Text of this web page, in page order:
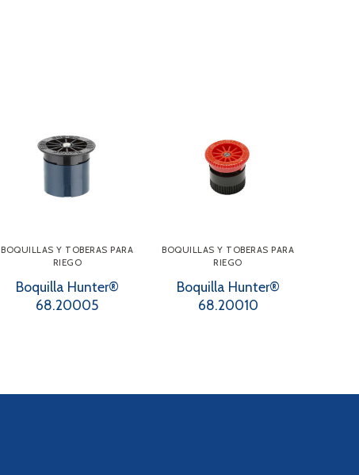
BOQUILLAS Y TOBERAS PARA
RIEGO
Boquilla Hunter®
68.20005
BOQUILLAS Y TOBERAS PARA
RIEGO
Boquilla Hunter®
68.20010